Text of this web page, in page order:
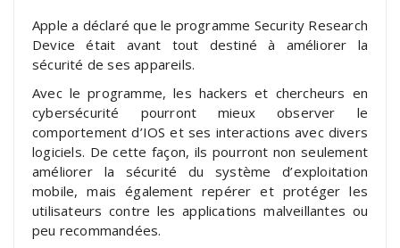
Apple a déclaré que le programme Security Research
Device était avant tout destiné à améliorer la
sécurité de ses appareils.
Avec le programme, les hackers et chercheurs en
cybersécurité pourront mieux observer le
comportement d’IOS et ses interactions avec divers
logiciels. De cette façon, ils pourront non seulement
améliorer la sécurité du système d’exploitation
mobile, mais également repérer et protéger les
utilisateurs contre les applications malveillantes ou
peu recommandées.